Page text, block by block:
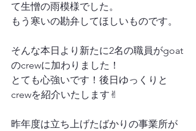
て生憎の雨模様でした。
もう寒いの勘弁してほしいものです。
そんな本日より新たに2名の職員がgoat
のcrewに加わりました！
とても心強いです！後日ゆっくりと
crewを紹介いたします✌︎
昨年度は立ち上げたばかりの事業所が